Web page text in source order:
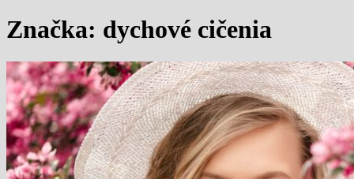
Značka: dychové cičenia